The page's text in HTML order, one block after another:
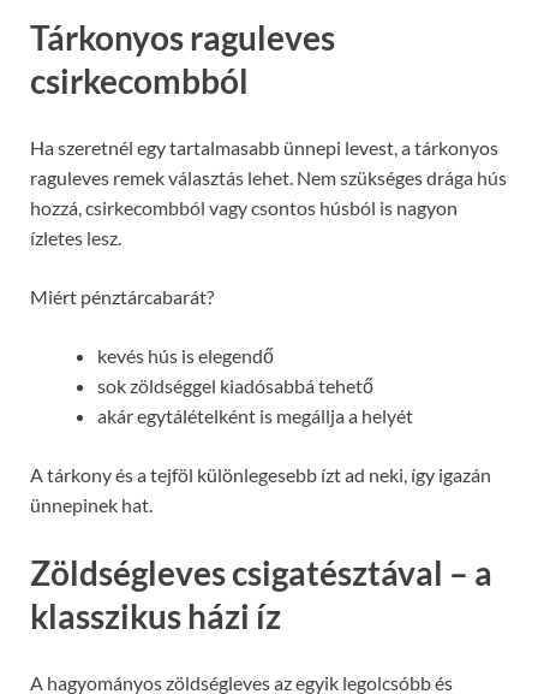
Tárkonyos raguleves
csirkecombból
Ha szeretnél egy tartalmasabb ünnepi levest, a tárkonyos
raguleves remek választás lehet. Nem szükséges drága hús
hozzá, csirkecombból vagy csontos húsból is nagyon
ízletes lesz.
Miért pénztárcabarát?
kevés hús is elegendő
sok zöldséggel kiadósabbá tehető
akár egytálételként is megállja a helyét
A tárkony és a tejföl különlegesebb ízt ad neki, így igazán
ünnepinek hat.
Zöldségleves csigatésztával – a
klasszikus házi íz
A hagyományos zöldségleves az egyik legolcsóbb és